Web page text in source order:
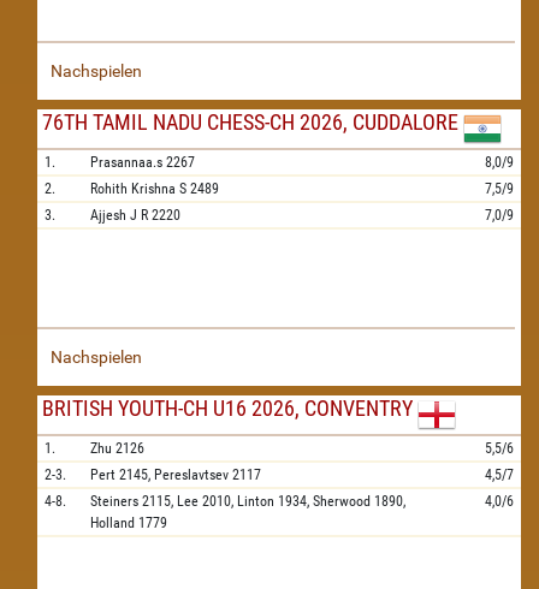
Nachspielen
76TH TAMIL NADU CHESS-CH 2026, CUDDALORE
1. Prasannaa.s 2267
8,0/9
2.
Rohith Krishna S 2489
7,5/9
3.
Ajjesh J R 2220 7,0/9
Nachspielen
BRITISH YOUTH-CH U16 2026, CONVENTRY
1. Zhu 2126
5,5/6
2-3.
Pert 2145, Pereslavtsev 2117
4,5/7
4-8.
Steiners 2115, Lee 2010, Linton 1934, Sherwood 1890,
Holland 1779
4,0/6